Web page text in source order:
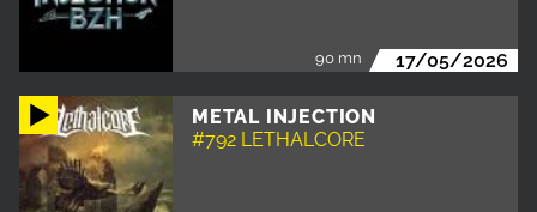
90 mn 17/05/2026
METAL INJECTION
#792 LETHALCORE